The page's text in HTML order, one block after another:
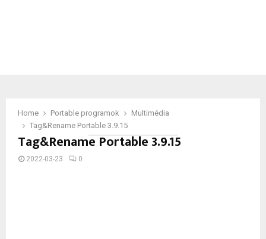
Home Portable programok
Multimédia
Tag&Rename Portable 3.9.15
Tag&Rename Portable 3.9.15
2022-03-23 0